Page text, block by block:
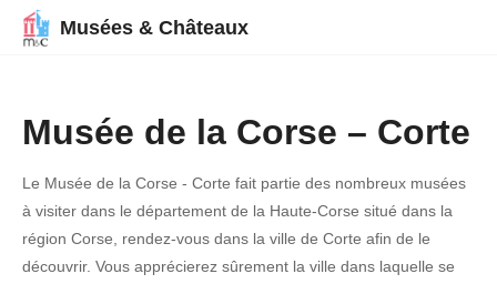
Musées & Châteaux
Musée de la Corse – Corte
Le Musée de la Corse - Corte fait partie des nombreux musées
à visiter dans le département de la Haute-Corse situé dans la
région Corse, rendez-vous dans la ville de Corte afin de le
découvrir. Vous apprécierez sûrement la ville dans laquelle se